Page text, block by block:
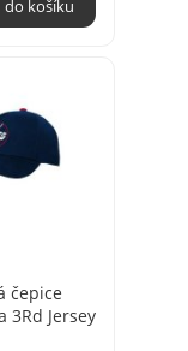
čepice
3Rd Jersey